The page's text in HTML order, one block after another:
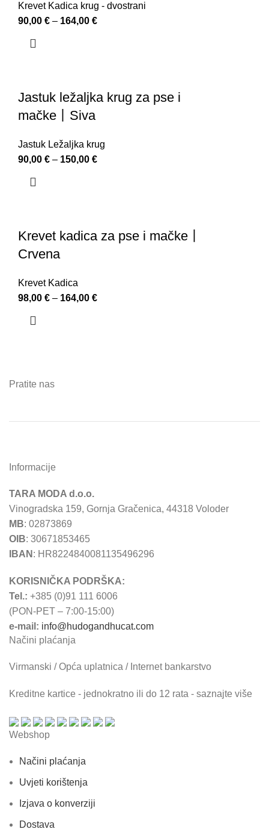
Krevet Kadica krug - dvostrani
90,00 € – 164,00 €
Jastuk ležaljka krug za pse i
mačke丨Siva
Jastuk Ležaljka krug
90,00 € – 150,00 €
Krevet kadica za pse i mačke丨
Crvena
Krevet Kadica
98,00 € – 164,00 €
Pratite nas
Informacije
TARA MODA d.o.o.
Vinogradska 159, Gornja Gračenica, 44318 Voloder
MB: 02873869
OIB: 30671853465
IBAN : HR8224840081135496296
KORISNIČKA PODRŠKA:
Tel.: +385 (0)91 111 6006
(PON-PET – 7:00-15:00)
e-mail: info@hudogandhucat.com
Načini plaćanja
Virmanski / Opća uplatnica / Internet bankarstvo
Kreditne kartice - jednokratno ili do 12 rata - saznajte više
Webshop
Načini plaćanja
Uvjeti korištenja
Izjava o konverziji
Dostava